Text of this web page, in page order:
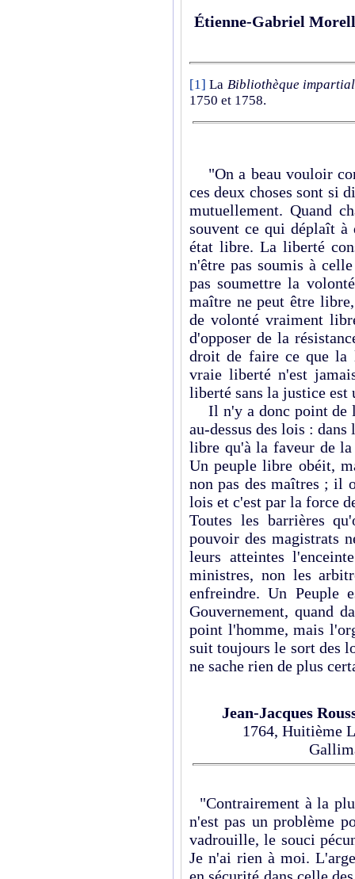
Étienne-Gabriel
[1] La Bibliothèque
1750 et 1758.
"On a beau vouloir
ces deux choses sont si
mutuellement. Quand
souvent ce qui déplaît à
état libre. La liberté
n'être pas soumis à
pas soumettre la
maître ne peut être
de volonté vraiment
d'opposer de la
droit de faire ce que
vraie liberté n'est
liberté sans la justice
Il n'y a donc point de
au-dessus des lois :
libre qu'à la faveur de
Un peuple libre obéit,
non pas des maîtres ; il
lois et c'est par la force
Toutes les barrières
pouvoir des magistrats
leurs atteintes
ministres, non les
enfreindre. Un Peuple
Gouvernement, quand
point l'homme, mais
suit toujours le sort des
ne sache rien de plus
Jean-Jacques
1764, Huitième
"Contrairement à la
n'est pas un problème
vadrouille, le souci
Je n'ai rien à moi.